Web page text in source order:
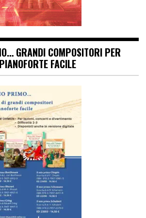
GRANDI COMPOSITORI PER
PIANOFORTE FACILE